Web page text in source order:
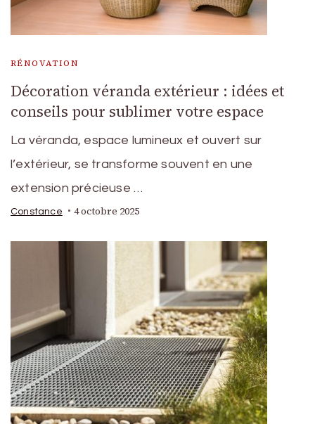
RÉNOVATION
Décoration véranda extérieur : idées et
conseils pour sublimer votre espace
La véranda, espace lumineux et ouvert sur
l’extérieur, se transforme souvent en une
extension précieuse …
Constance 4 octobre 2025